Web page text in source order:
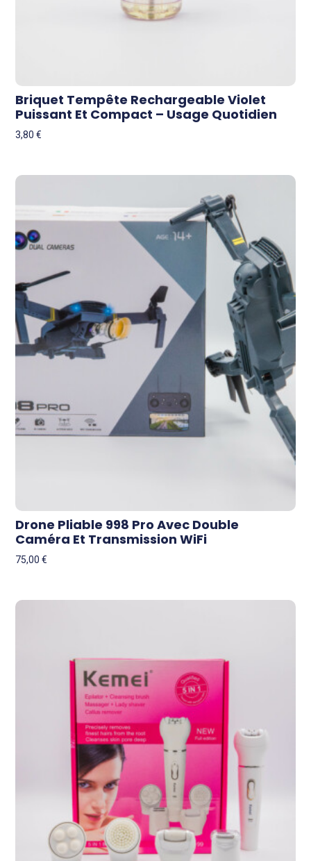
Briquet Tempête Rechargeable Violet
Puissant Et Compact – Usage Quotidien
3,80€
Drone Pliable 998 Pro Avec Double
Caméra Et Transmission WiFi
75,00€